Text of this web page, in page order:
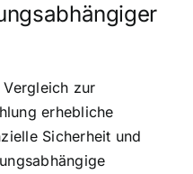
Vergleich zur
erhebliche
Sicherheit und